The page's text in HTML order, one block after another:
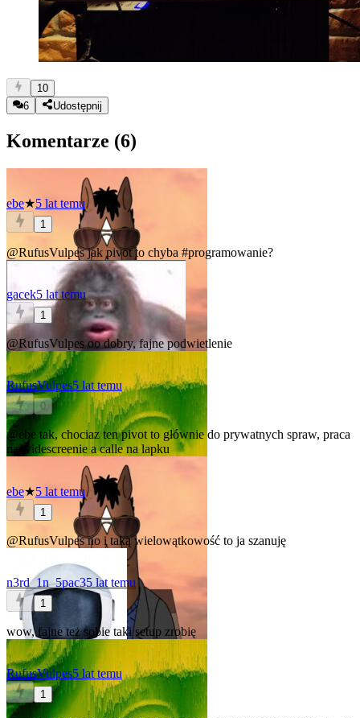
10
6
Udostępnij
Komentarze (6)
ebe★5 lat temu
1
@RufusVulpesjak pivot to chyba #programowanie?
gacek5 lat temu
1
@RufusVulpesoo dobry, fajne podwietlenie
RufusVulpes5 lat temu
0
@ebe tak, chociaz ten pivot to głównie do prywatnych spraw, praca
na widescreenie a calle na lapku
ebe★5 lat temu
1
@RufusVulpesno i taką wielowątkowość to ja szanuję
n3rd_1n_5pac35 lat temu
1
wow, fajne też sobie taki setup zrobię
RufusVulpes5 lat temu
1